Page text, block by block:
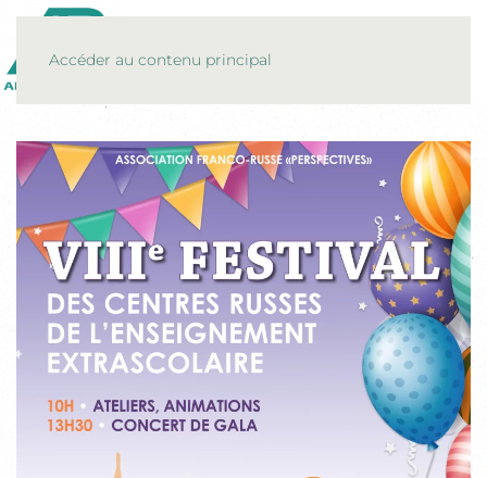
Accéder au contenu principal